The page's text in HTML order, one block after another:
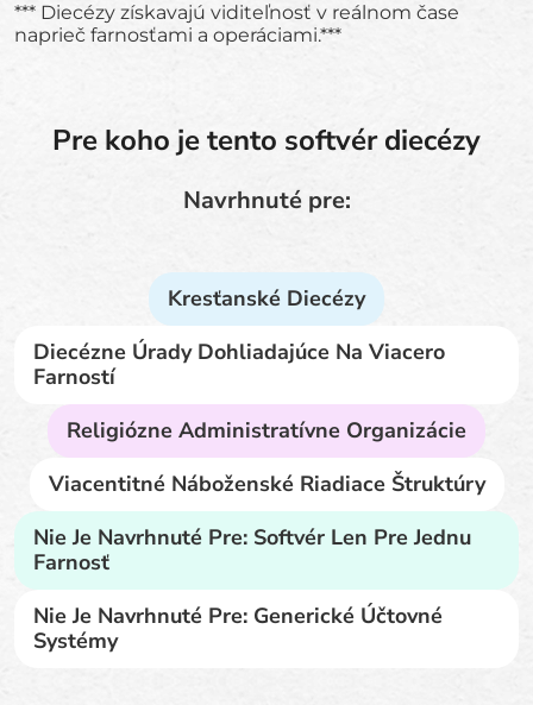
*** Diecézy získavajú viditeľnosť v reálnom čase
naprieč farnosťami a operáciami.***
Pre koho je tento softvér diecézy
Navrhnuté pre:
Kresťanské Diecézy
Diecézne Úrady Dohliadajúce Na Viacero
Farností
Religiózne Administratívne Organizácie
Viacentitné Náboženské Riadiace Štruktúry
Nie Je Navrhnuté Pre: Softvér Len Pre Jednu
Farnosť
Nie Je Navrhnuté Pre: Generické Účtovné
Systémy